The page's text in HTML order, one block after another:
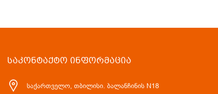
ᲡᲐᲙᲝᲜᲢᲐᲥᲢᲝ ᲘᲜᲤᲝᲠᲛᲐᲪᲘᲐ
საქართველო, თბილისი. ბალანჩინის N18